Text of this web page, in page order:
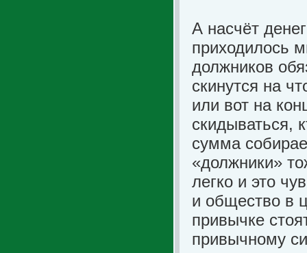
А насчёт
приходилось
должников
скинутся на
или вот на
скидываться,
сумма
«должники»
легко и это
и общество в
привычке
привычному